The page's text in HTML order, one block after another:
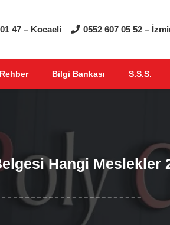
47 – Kocaeli 0552 607 05 52 –
Bilgi Bankası S.S.S.
Hangi Meslekler